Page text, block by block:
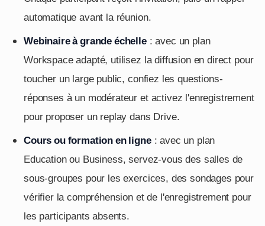
automatique avant la réunion.
Webinaire à grande échelle: avec un plan
Workspace adapté, utilisez la diffusion en direct pour
toucher un large public, confiez les questions-
réponses à un modérateur et activez l'enregistrement
pour proposer un replay dans Drive.
Cours ou formation en ligne: avec un plan
Education ou Business, servez-vous des salles de
sous-groupes pour les exercices, des sondages pour
vérifier la compréhension et de l'enregistrement pour
les participants absents.